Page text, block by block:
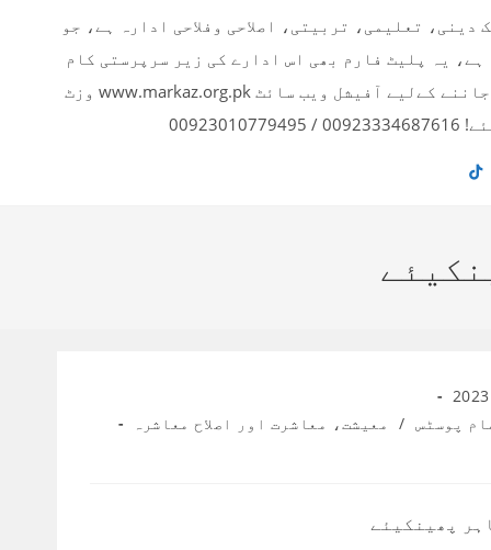
تعلیمی، تربیتی، اصلاحی وفلاحی ادارہ ہے، جو
ہے، یہ پلیٹ فارم بھی اس ادارے کی زیر سرپرستی کام
کر رہا ہے۔ ادارے کے بارے میں تفصیلی معلومات اور دیگر پروجیکٹس بارے جاننے کےلیے آفیشل ویب سائٹ www.markaz.org.pk وزٹ
پوسٹس /
معیشت، معاشرت اور اصلاح معاشرہ
پھینکیئے